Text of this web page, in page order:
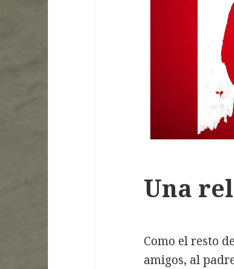
Una
Como el resto
amigos, al